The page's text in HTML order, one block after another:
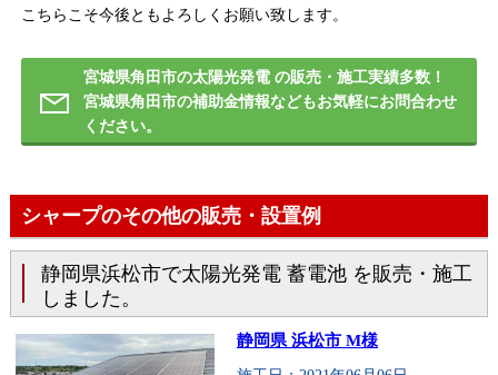
こちらこそ今後ともよろしくお願い致します。
宮城県角田市の太陽光発電 の販売・施工実績多数！
宮城県角田市の補助金情報などもお気軽にお問合わせ
ください。
シャープのその他の販売・設置例
静岡県浜松市で太陽光発電 蓄電池 を販売・施工
しました。
静岡県 浜松市 M様